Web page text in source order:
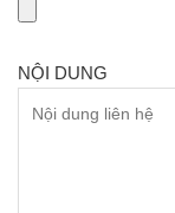
NỘI DUNG